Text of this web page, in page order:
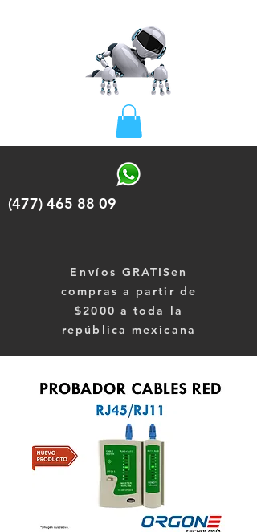
(477) 465 88 09
Envíos GRATISen
compras a partir de
$2000 a toda la
república mexicana